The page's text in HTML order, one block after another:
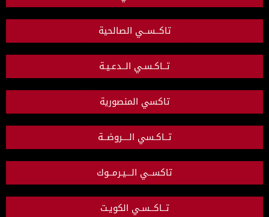
تاكــســي الصالحية
تــاكـسـي الــدعـيـة
تاكسي المنصورية
تــاكـسي الــــروضــة
تاكســي الـــيـرمــوك
تــاكــسـي الكويـت